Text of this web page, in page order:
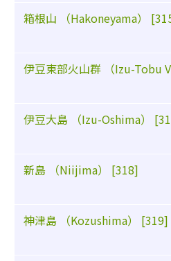
箱根山 （Hakoneyama）
伊豆東部火山群 （Izu-Tobu
伊豆大島 （Izu-Oshima）
新島 （Niijima） [318]
神津島 （Kozushima） [319]